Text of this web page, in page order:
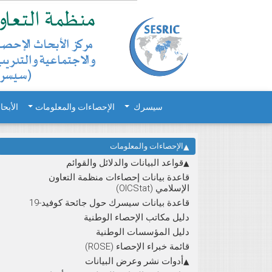
سيسرك الإحصاءات والمعلومات
الإحصاءات والمعلومات
قواعد البيانات والدلائل والقوائم
قاعدة بيانات إحصاءات منظمة التعاون
الإسلامي (OICStat)
قاعدة بيانات سيسرك حول جائحة كوفيد-19
دليل مكاتب الإحصاء الوطنية
دليل المؤسسات الوطنية
قائمة خبراء الإحصاء (ROSE)
أدوات نشر وعرض البيانات